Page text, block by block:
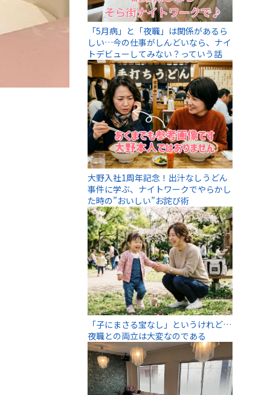
「5月病」と「夜職」は関係があるら
しい…今の仕事がしんどいなら、ナイ
トデビューしてみない？っていう話
大野入社1周年記念！出汁なしうどん
事件に学ぶ、ナイトワークでやらかし
た時の”おいしい”お詫び術
「子にまさる宝なし」というけれど…
夜職との両立は大変なのである